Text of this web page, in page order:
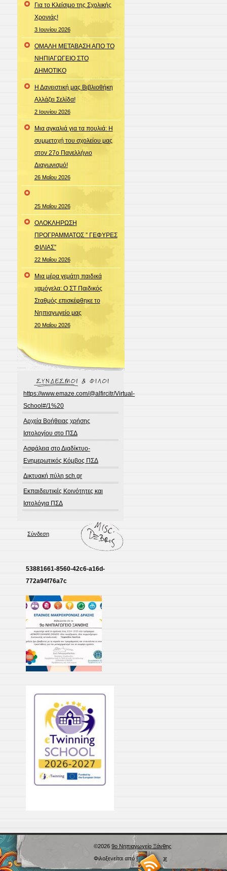
Για το Κλείσιμο της Σχολικής
Χρονιάς!
3 Ιουνίου 2026
ΟΜΑΛΗ ΜΕΤΑΒΑΣΗ ΑΠΟ ΤΟ
ΝΗΠΙΑΓΩΓΕΙΟ ΣΤΟ
ΔΗΜΟΤΙΚΟ
Η Δανειστική μας Βιβλιοθήκη
Αλλάζει Σελίδα!
2 Ιουνίου 2026
Μια αγκαλιά για τα πουλιά: Η
συμμετοχή του σχολείου μας
στον 27ο Πανελλήνιο
Διαγωνισμό!
26 Μαΐου 2026
25 Μαΐου 2026
ΟΛΟΚΛΗΡΩΣΗ
ΠΡΟΓΡΑΜΜΑΤΟΣ ” ΓΕΦΥΡΕΣ
ΦΙΛΙΑΣ”
22 Μαΐου 2026
Μια μέρα γεμάτη παιδικά
χαμόγελα: Ο ΣΤ Παιδικός
Σταθμός επισκέφθηκε το
Νηπιαγωγείο μας
20 Μαΐου 2026
https://www.emaze.com/@alfircitr/Virtual-
School#/1%20
Αρχεία Βοήθειας χρήσης
Ιστολογίου στο ΠΣΔ
Ασφάλεια στο Διαδίκτυο-
Ενημερωτικός Κόμβος ΠΣΔ
Δικτυακή πύλη sch.gr
Εκπαιδευτικές Κοινότητες και
Ιστολόγια ΠΣΔ
Σύνδεση
53881661-8560-42c6-a16d-
772a94f76a7c
©2026 9ο Νηπιαγωγείο Ξάνθης
Φιλοξενείται απόBlogs.sch.gr